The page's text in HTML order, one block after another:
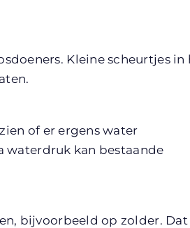
Kleine scheurtjes in
of er ergens water
waterdruk kan bestaande
bijvoorbeeld op zolder. Dat